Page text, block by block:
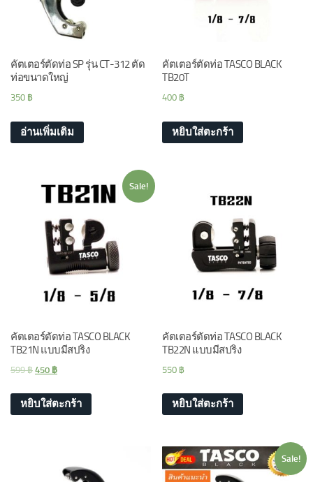
คัตเตอร์ตัดท่อ SP รุ่น CT-312 ตัด
ท่อขนาดใหญ่
350 ฿
อ่านเพิ่มเติม
คัตเตอร์ตัดท่อ TASCO BLACK
TB20T
400 ฿
หยิบใส่ตะกร้า
Sale!
คัตเตอร์ตัดท่อ TASCO BLACK
TB21N แบบมีสปริง
599฿ 450 ฿
หยิบใส่ตะกร้า
คัตเตอร์ตัดท่อ TASCO BLACK
TB22N แบบมีสปริง
550 ฿
หยิบใส่ตะกร้า
Sale!